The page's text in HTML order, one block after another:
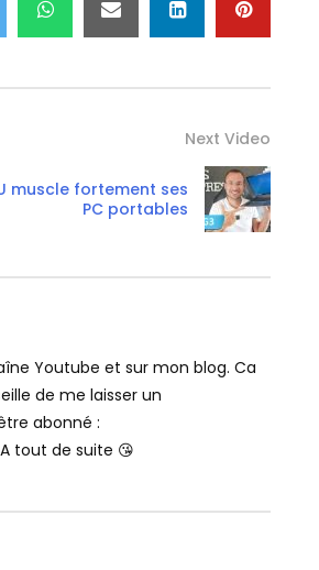
Next Video
muscle fortement ses
PC portables
Youtube et sur mon blog. Ca
de me laisser un
abonné :
tout de suite 😘